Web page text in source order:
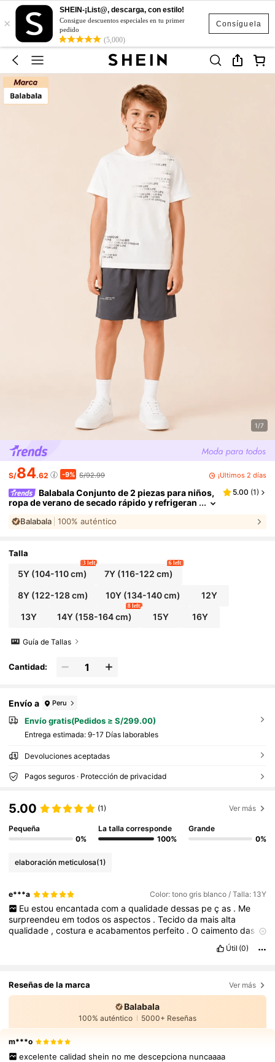
Consíguela
×
SHEIN-¡List@, descarga, con estilo!
Consigue descuentos especiales en tu primer
pedido
(5,000)
1/7
S/84.62 -9% S/92.99 ¡Últimos 2 días
Balabala Conjunto de 2 piezas para niños,
ropa de verano de secado rápido y refrigeran
n el hogar y al aire libre
5.00 (1)
Balabala 100% auténtico
Talla
5Y(104-110 cm)
3 left
7Y (116-122 cm)
6 left
8Y(122-128 cm) 10Y (134-140 cm) 12Y
13Y 14Y (158-164 cm)
8 left
15Y 16Y
Guía de Tallas
Cantidad:
Envío a Peru
Envío gratis(Pedidos ≥ S/299.00)
Entrega estimada: 9-17 Días laborables
Devoluciones aceptadas
Pagos seguros · Protección de privacidad
5.00 (1) Ver más
Pequeña
0%
La talla corresponde
100%
Grande
0%
elaboración meticulosa(1)
e***a Color: tono gris blanco / Talla: 13Y
Eu estou encantada com a qualidade dessas pe ç as . Me
surpreendeuemtodososaspectos .Tecidoda maisalta
qualidade ,costuraeacabamentos perfeito .Ocaimentodas
qualidade
comtoda
Compreiváriasoutras etodas s
ãomaravilhosas.
Útil (0)
Reseñas de la marca Ver más
Balabala
100% auténtico 5000+ Reseñas
m***o
excelente calidad shein no me descepciona nuncaaaa